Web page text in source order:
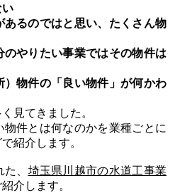
い
あるのではと思い、たくさん物
のやりたい事業ではその物件は
）物件の「良い物件」が何かわ
見てきました。
件とは何なのかを業種ごとに
紹介します。
、 埼玉県川越市の水道工事業
介します。